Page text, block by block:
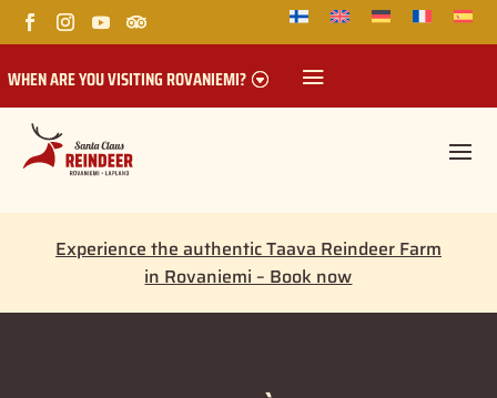
WHEN ARE YOU VISITING ROVANIEMI?
Experience the authentic Taava Reindeer Farm
in Rovaniemi – Book now